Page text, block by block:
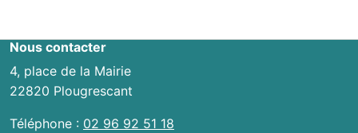
Nous contacter
4, place de la Mairie
22820 Plougrescant
Téléphone : 02 96 92 51 18